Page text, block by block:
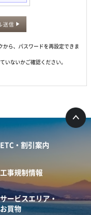
送信
ら、パスワードを再設定できま
ないかご確認ください。
ETC・割引案内
工事規制情報
サービスエリア・
お買物